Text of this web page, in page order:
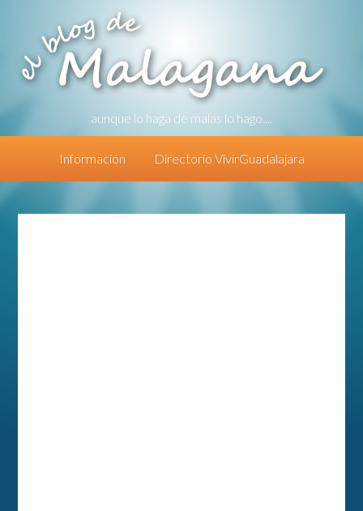
aunque lo haga de malas lo hago....
Información Directorio VivirGuadalajara